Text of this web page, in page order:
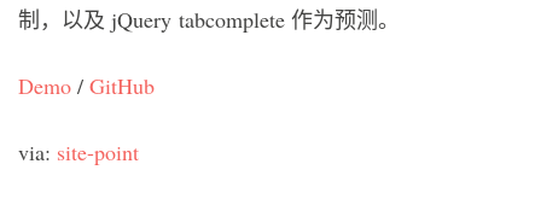
制，以及 jQuery tabcomplete 作为预测。
Demo / GitHub
via: site-point